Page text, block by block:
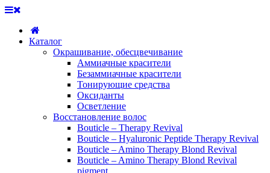
Каталог
Окрашивание, обесцвечивание
Аммиачные красители
Безаммиачные красители
Тонирующие средства
Оксиданты
Осветление
Восстановление волос
Bouticle – Therapy Revival
Bouticle – Hyaluronic Peptide Therapy Revival
Bouticle – Amino Therapy Blond Revival
Bouticle – Amino Therapy Blond Revival
pigment